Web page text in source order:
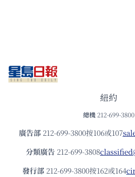
紐約
總機 212-699-3800
廣告部212-699-3800按106或107
分類廣告 212-699-3808
發⾏部 212-699-3800按162或164